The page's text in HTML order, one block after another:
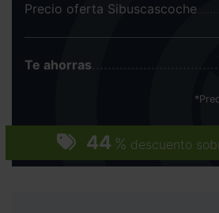
44 % descuento
Precio oferta Sibuscascoche
Te ahorras